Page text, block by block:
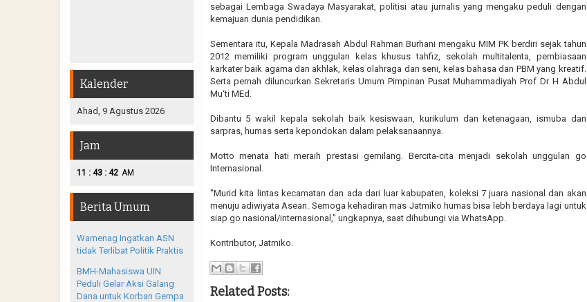
sebagai Lembaga Swadaya Masyarakat, politisi atau jurnalis yang mengaku peduli dengan
kemajuan dunia pendidikan.
Sementara itu, Kepala Madrasah Abdul Rahman Burhani mengaku MIM PK berdiri sejak tahun
2012 memiliki program unggulan kelas khusus tahfiz, sekolah multitalenta, pembiasaan
karkater baik agama dan akhlak, kelas olahraga dan seni, kelas bahasa dan PBM yang kreatif.
Serta pernah diluncurkan Sekretaris Umum Pimpinan Pusat Muhammadiyah Prof Dr H Abdul
Mu‘ti MEd.
Dibantu 5 wakil kepala sekolah baik kesiswaan, kurikulum dan ketenagaan, ismuba dan
sarpras, humas serta kepondokan dalam pelaksanaannya.
Motto menata hati meraih prestasi gemilang. Bercita-cita menjadi sekolah unggulan go
Internasional.
"Murid kita lintas kecamatan dan ada dari luar kabupaten, koleksi 7 juara nasional dan akan
menuju adiwiyata Asean. Semoga kehadiran mas Jatmiko humas bisa lebh berdaya lagi untuk
siap go nasional/internasional," ungkapnya, saat dihubungi via WhatsApp.
Kontributor, Jatmiko.
Related Posts:
Kalender
Ahad, 9 Agustus 2026
Jam
11 : 43 : 43 AM
Berita Umum
Wamenag Ingatkan ASN
tidak Terlibat Politik Praktis
BMH-Mahasiswa UIN
Peduli Gelar Aksi Galang
Dana untuk Korban Gempa